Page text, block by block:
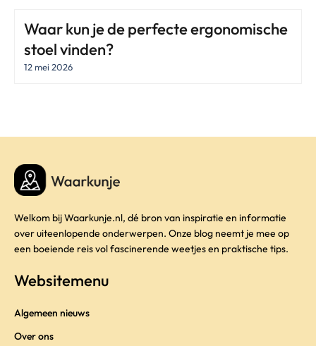
Waar kun je de perfecte ergonomische
stoel vinden?
12 mei 2026
Welkom bij Waarkunje.nl, dé bron van inspiratie en informatie
over uiteenlopende onderwerpen. Onze blog neemt je mee op
een boeiende reis vol fascinerende weetjes en praktische tips.
Websitemenu
Algemeen nieuws
Over ons